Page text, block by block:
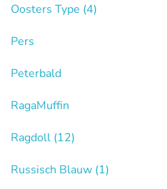
Oosters Type (4)
Pers
Peterbald
RagaMuffin
Ragdoll (12)
Russisch Blauw (1)